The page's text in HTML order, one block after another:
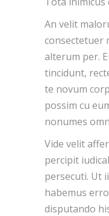
An velit
consectetuer
alterum per.
tincidunt,
te novum
possim cu
nonumes
Vide velit
percipit
persecuti. Ut
habemus
disputando